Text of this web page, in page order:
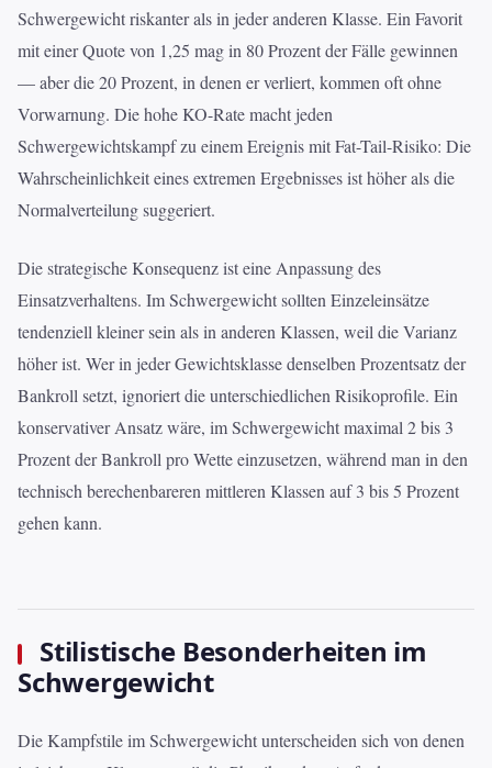
Schwergewicht riskanter als in jeder anderen Klasse. Ein Favorit
mit einer Quote von 1,25 mag in 80 Prozent der Fälle gewinnen
— aber die 20 Prozent, in denen er verliert, kommen oft ohne
Vorwarnung. Die hohe KO-Rate macht jeden
Schwergewichtskampf zu einem Ereignis mit Fat-Tail-Risiko: Die
Wahrscheinlichkeit eines extremen Ergebnisses ist höher als die
Normalverteilung suggeriert.
Die strategische Konsequenz ist eine Anpassung des
Einsatzverhaltens. Im Schwergewicht sollten Einzeleinsätze
tendenziell kleiner sein als in anderen Klassen, weil die Varianz
höher ist. Wer in jeder Gewichtsklasse denselben Prozentsatz der
Bankroll setzt, ignoriert die unterschiedlichen Risikoprofile. Ein
konservativer Ansatz wäre, im Schwergewicht maximal 2 bis 3
Prozent der Bankroll pro Wette einzusetzen, während man in den
technisch berechenbareren mittleren Klassen auf 3 bis 5 Prozent
gehen kann.
Stilistische Besonderheiten im
Schwergewicht
Die Kampfstile im Schwergewicht unterscheiden sich von denen